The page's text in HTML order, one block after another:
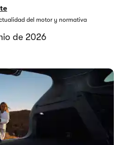
del motor y normativa
de 2026